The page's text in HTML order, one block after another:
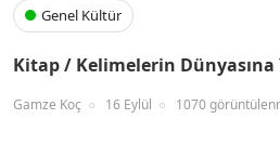
Genel Kültür
Kitap / Kelimelerin
Gamze Koç 16 Eylül 1070